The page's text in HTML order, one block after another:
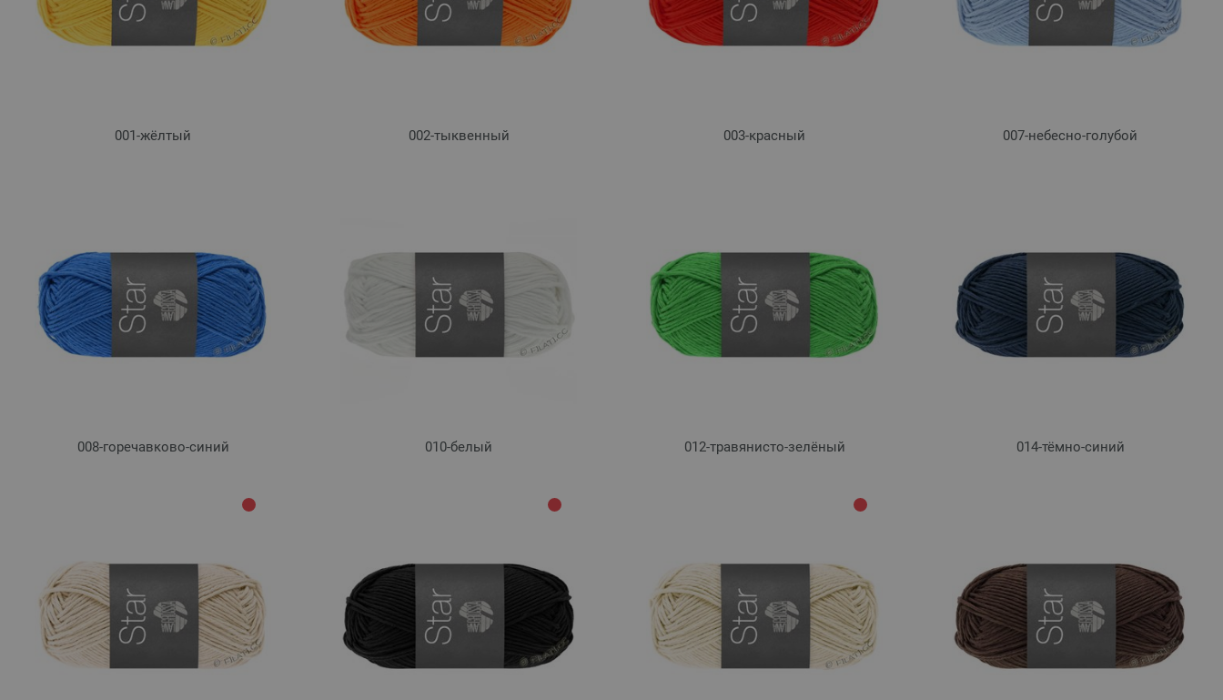
001-жёлтый 002-тыквенный 003-красный 007-небесно-голубой
008-горечавково-синий 010-белый 012-травянисто-зелёный 014-тёмно-синий